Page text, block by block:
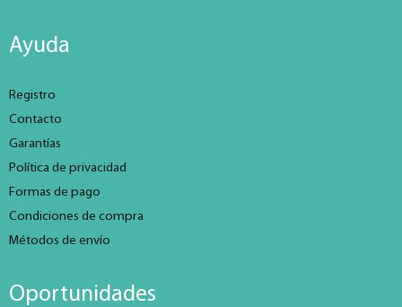
Ayuda
Registro
Contacto
Garantías
Política de privacidad
Formas de pago
Condiciones de compra
Métodos de envío
Oportunidades